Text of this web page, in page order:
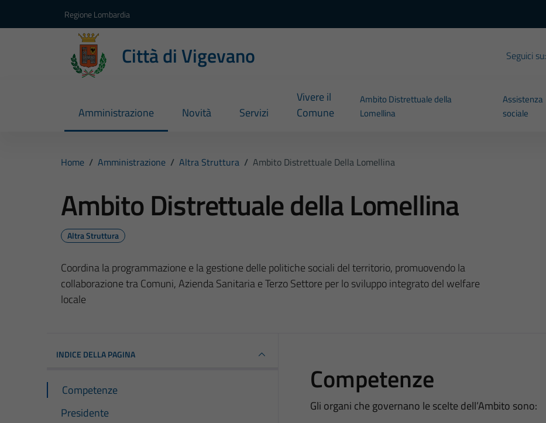
Regione Lombardia
Città di Vigevano Seguici su:
Amministrazione Novità Servizi
Vivere il
Comune
Ambito Distrettuale della
Lomellina
Assistenza
sociale
Home / Amministrazione / Altra Struttura / Ambito Distrettuale Della Lomellina
Ambito Distrettuale della Lomellina
Altra Struttura
Coordina la programmazione e la gestione delle politiche sociali del territorio, promuovendo la
collaborazione tra Comuni, Azienda Sanitaria e Terzo Settore per lo sviluppo integrato del welfare
locale
INDICE DELLA PAGINA
Competenze
Presidente
Competenze
Gli organi che governano le scelte dell’Ambito sono: